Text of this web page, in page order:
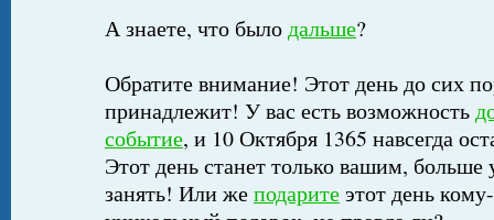
А знаете, что былодальше?
Обратите внимание! Этот день до сих
принадлежит! У вас есть возможность
событие, и 10 Октября 1365 навсегда
Этот день станет только вашим,
занять! Или жеподаритеэтот день